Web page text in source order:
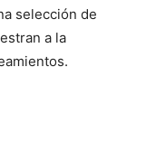
selección de
a la